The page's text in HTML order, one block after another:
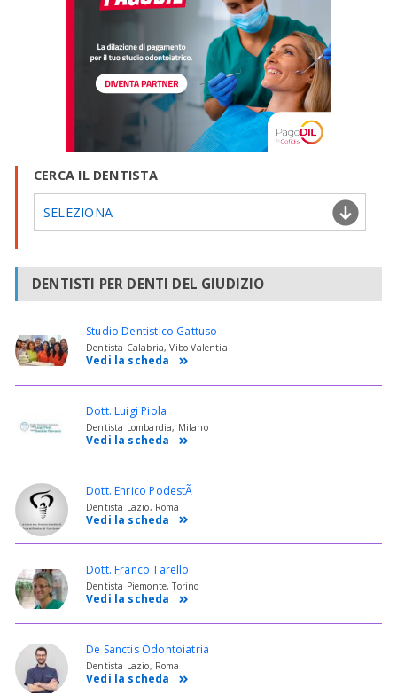
CERCA IL DENTISTA
SELEZIONA
DENTISTI PER DENTI DEL GIUDIZIO
Studio Dentistico Gattuso
Dentista Calabria, Vibo Valentia
Vedi la scheda
Dott. Luigi Piola
Dentista Lombardia, Milano
Vedi la scheda
Dott. Enrico PodestÃ
Dentista Lazio, Roma
Vedi la scheda
Dott. Franco Tarello
Dentista Piemonte, Torino
Vedi la scheda
De Sanctis Odontoiatria
Dentista Lazio, Roma
Vedi la scheda